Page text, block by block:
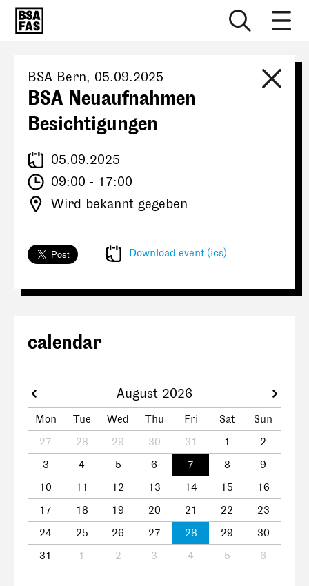
BSA Bern, 05.09.2025
BSA Neuaufnahmen
Besichtigungen
05.09.2025
09:00 - 17:00
Wird bekannt gegeben
Download event (ics)
calendar
August 2026
Mon Tue Wed Thu Fri Sat
Sun
27
28 29 30 31 1
2
3
4 5 6 7 8
9
10
11 12 13 14 15
16
17
18 19 20 21 22
23
24
25 26 27 28 29
30
31
1 2 3 4 5 6